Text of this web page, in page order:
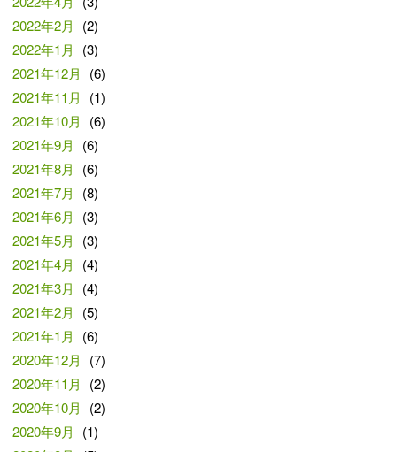
2022年2月
(2)
2022年1月
(3)
2021年12月
(6)
2021年11月
(1)
2021年10月
(6)
2021年9月
(6)
2021年8月
(6)
2021年7月
(8)
2021年6月
(3)
2021年5月
(3)
2021年4月
(4)
2021年3月
(4)
2021年2月
(5)
2021年1月
(6)
2020年12月
(7)
2020年11月
(2)
2020年10月
(2)
2020年9月
(1)